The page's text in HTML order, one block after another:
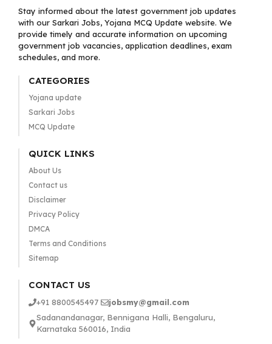
Stay informed about the latest government job updates
with our Sarkari Jobs, Yojana MCQ Update website. We
provide timely and accurate information on upcoming
government job vacancies, application deadlines, exam
schedules, and more.
CATEGORIES
Yojana update
Sarkari Jobs
MCQ Update
QUICK LINKS
About Us
Contact us
Disclaimer
Privacy Policy
DMCA
Terms and Conditions
Sitemap
CONTACT US
+91 8800545497
jobsmy@gmail.com
Sadanandanagar, Bennigana Halli, Bengaluru,
Karnataka 560016, India